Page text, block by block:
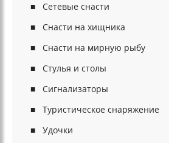
Сетевые снасти
Снасти на хищника
Снасти на мирную рыбу
Стулья и столы
Сигнализаторы
Туристическое снаряжение
Удочки